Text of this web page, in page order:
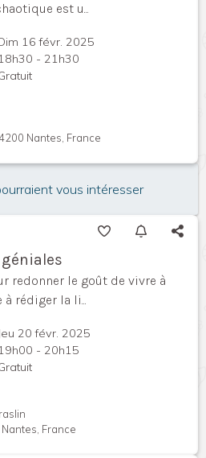
est u...
16 févr. 2025
18h30 - 21h30
Nantes, France
vous intéresser
redonner le goût de vivre à
rédiger la li...
Jeu 20 févr. 2025
19h00 - 20h15
France